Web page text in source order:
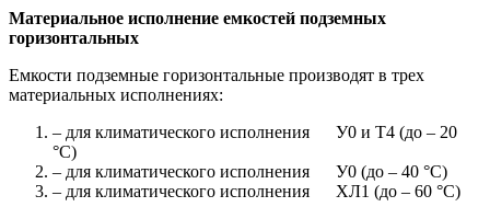
Материальное исполнение емкостей подземных
горизонтальных
Емкости подземные горизонтальные производят в трех
материальных исполнениях:
– для климатического исполнения У0 и Т4 (до – 20
°С)
– для климатического исполнения У0 (до – 40 °С)
– для климатического исполнения ХЛ1 (до – 60 °С)